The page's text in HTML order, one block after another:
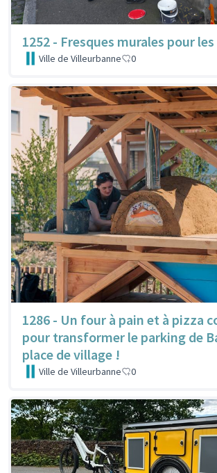
1252 - Fresques murales pour
Ville de Villeurbanne 0
1286 - Un four à pain et à pizza
pour transformer le parking de
place de village !
Ville de Villeurbanne 0